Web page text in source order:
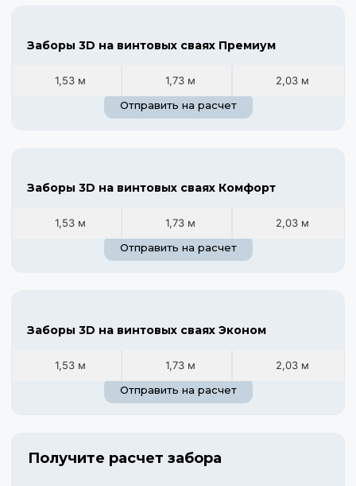
Заборы 3D на винтовых сваях Премиум
1,53 м 1,73 м
2,03 м
Отправить на расчет
Заборы 3D на винтовых сваях Комфорт
1,53 м 1,73 м
2,03 м
Отправить на расчет
Заборы 3D на винтовых сваях Эконом
1,53 м 1,73 м
2,03 м
Отправить на расчет
Получите расчет забора